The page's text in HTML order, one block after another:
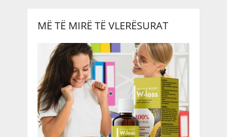
MË TË MIRË TË VLERËSURAT